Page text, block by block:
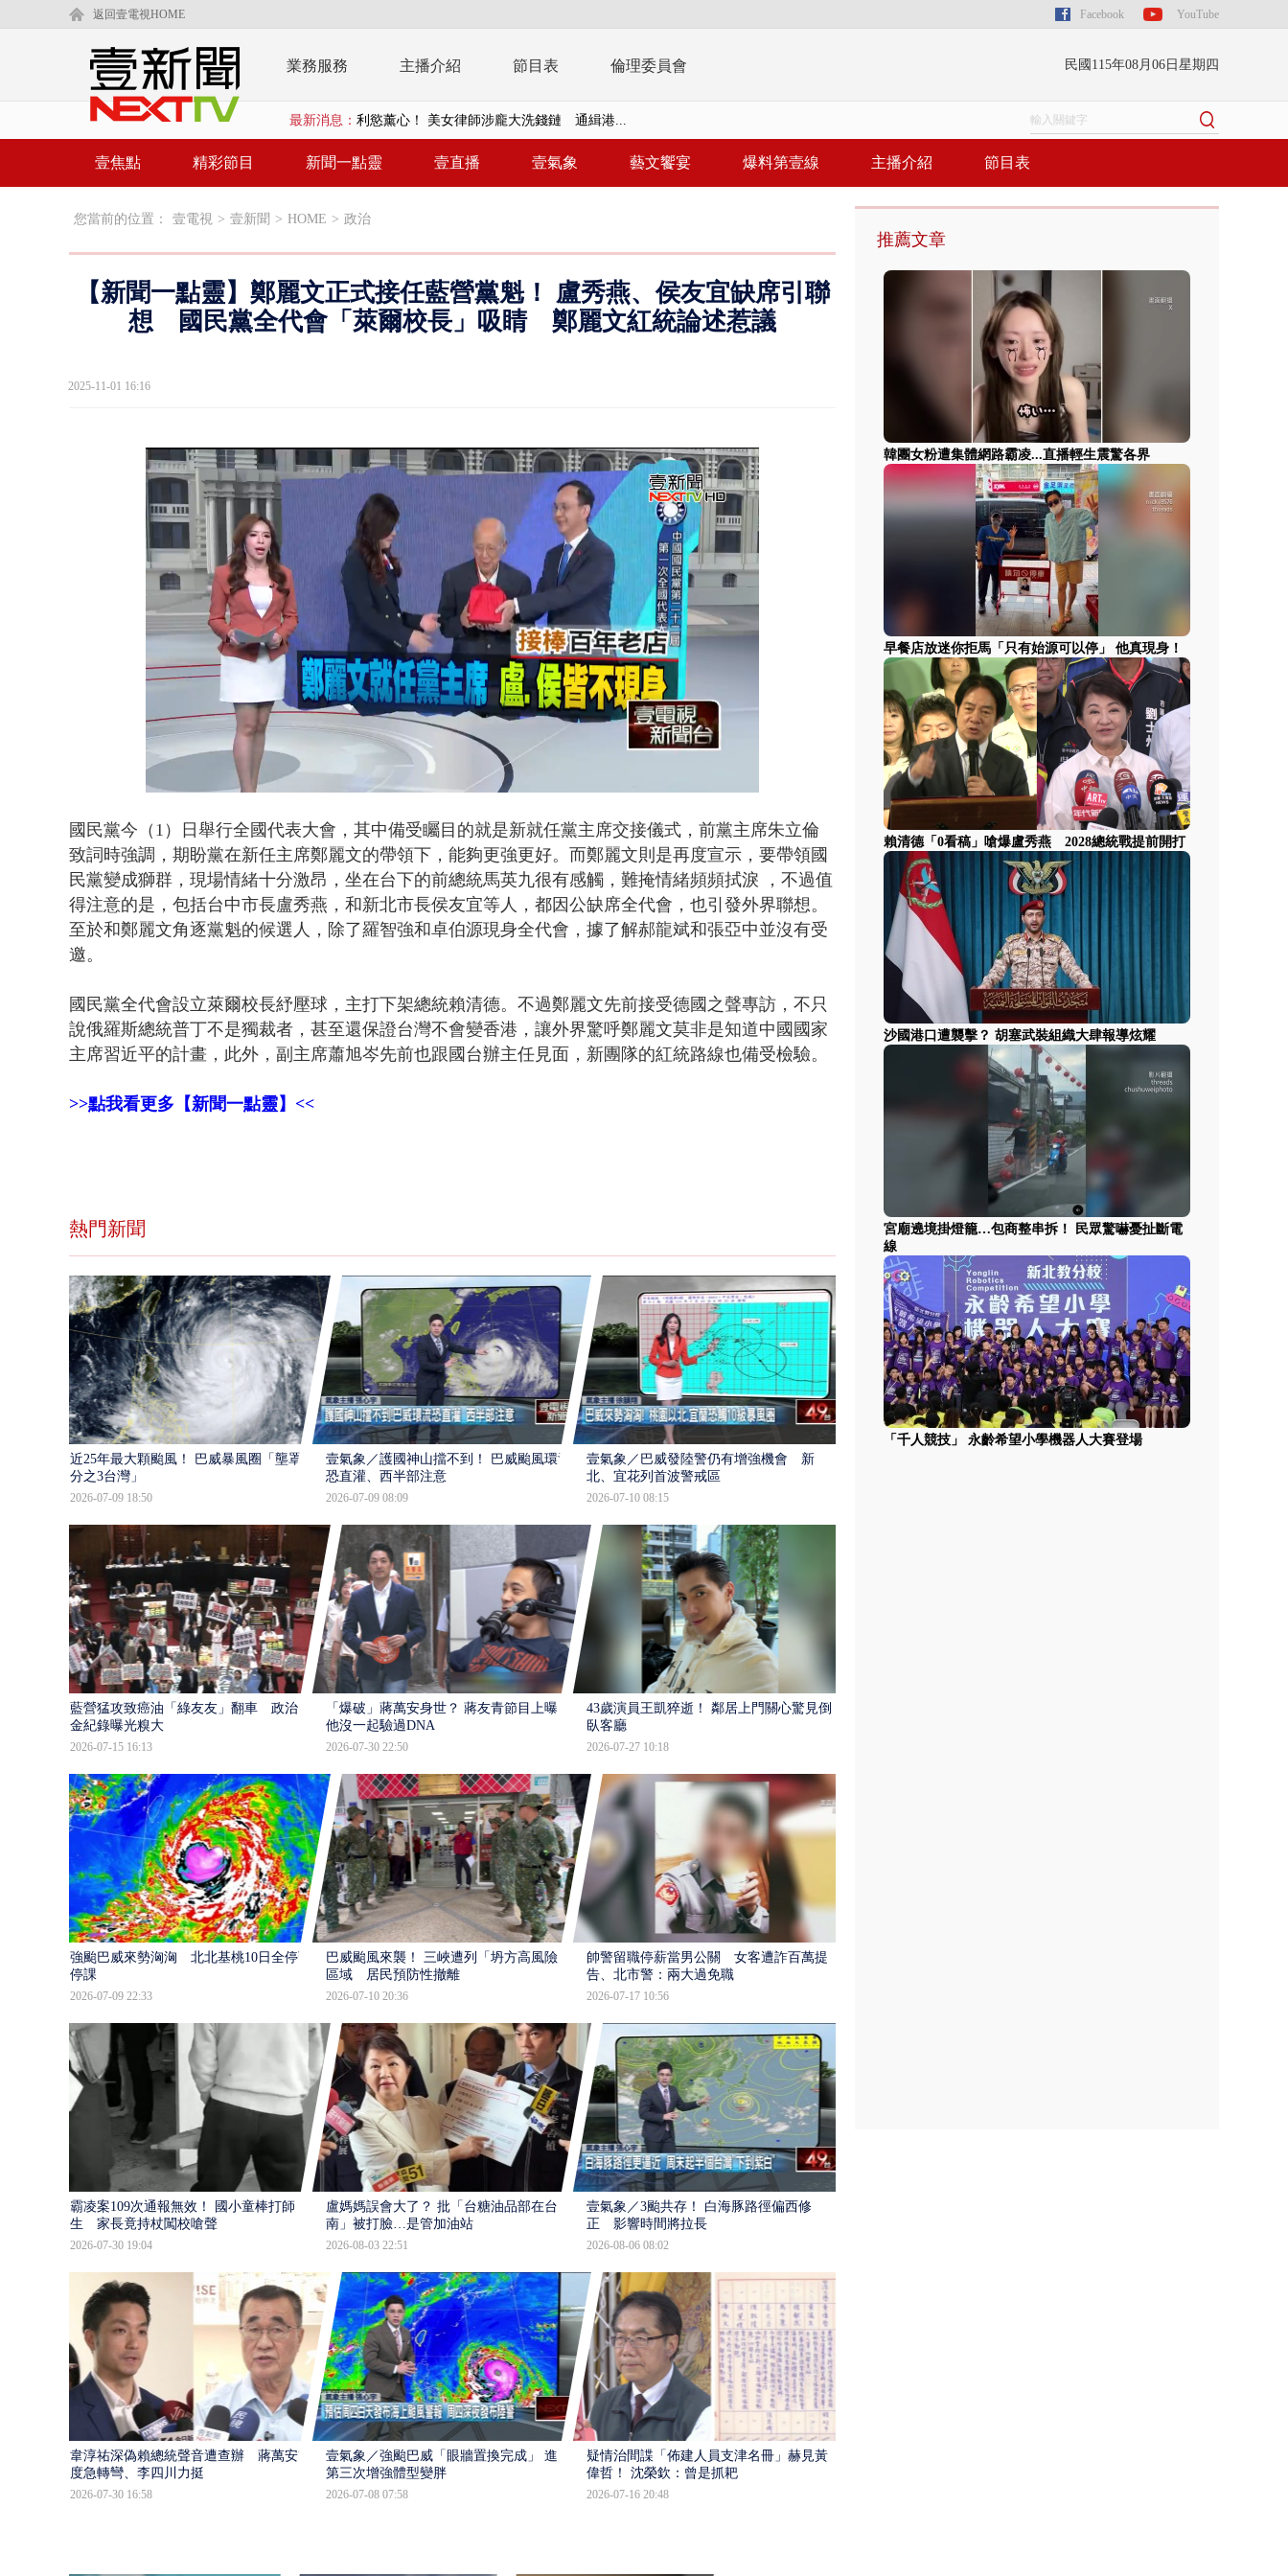
返回壹電視HOME Facebook YouTube
業務服務 主播介紹 節目表 倫理委員會 民國115年08月06日星期四
最新消息： 利慾薰心！ 美女律師涉龐大洗錢鏈 通緝港...
早餐店放迷你拒馬「只有始源可以停」 他真...
狠詐慈濟「10.8億」 名律師聯手掮客騙買「B...
白海豚逼近...北市「颱風整備假」？ 蔣萬安...
壹焦點 精彩節目 新聞一點靈 壹直播 壹氣象 藝文饗宴 爆料第壹線 主播介紹 節目表
您當前的位置： 壹電視 > 壹新聞 > HOME > 政治
【新聞一點靈】鄭麗文正式接任藍營黨魁！ 盧秀燕、侯友宜缺席引聯
想 國民黨全代會「萊爾校長」吸睛 鄭麗文紅統論述惹議
2025-11-01 16:16
Loaded
16.74%
國民黨今（1）日舉行全國代表大會，其中備受矚目的就是新就任黨主席交接儀式，前黨主席朱立倫
致詞時強調，期盼黨在新任主席鄭麗文的帶領下，能夠更強更好。而鄭麗文則是再度宣示，要帶領國
民黨變成獅群，現場情緒十分激昂，坐在台下的前總統馬英九很有感觸，難掩情緒頻頻拭淚 ，不過值
得注意的是，包括台中市長盧秀燕，和新北市長侯友宜等人，都因公缺席全代會，也引發外界聯想。
至於和鄭麗文角逐黨魁的候選人，除了羅智強和卓伯源現身全代會，據了解郝龍斌和張亞中並沒有受
邀。
國民黨全代會設立萊爾校長紓壓球，主打下架總統賴清德。不過鄭麗文先前接受德國之聲專訪，不只
說俄羅斯總統普丁不是獨裁者，甚至還保證台灣不會變香港，讓外界驚呼鄭麗文莫非是知道中國國家
主席習近平的計畫，此外，副主席蕭旭岑先前也跟國台辦主任見面，新團隊的紅統路線也備受檢驗。
>>點我看更多【新聞一點靈】<<
熱門新聞
近25年最大顆颱風！ 巴威暴風圈「壟罩4
分之3台灣」
2026-07-09 18:50
壹氣象／護國神山擋不到！ 巴威颱風環流
恐直灌、西半部注意
2026-07-09 08:09
壹氣象／巴威發陸警仍有增強機會 新
北、宜花列首波警戒區
2026-07-10 08:15
藍營猛攻致癌油「綠友友」翻車 政治獻
金紀錄曝光糗大
2026-07-15 16:13
「爆破」蔣萬安身世？ 蔣友青節目上曝：
他沒一起驗過DNA
2026-07-30 22:50
43歲演員王凱猝逝！ 鄰居上門關心驚見倒
臥客廳
2026-07-27 10:18
強颱巴威來勢洶洶 北北基桃10日全停班
停課
2026-07-09 22:33
巴威颱風來襲！ 三峽遭列「坍方高風險」
區域 居民預防性撤離
2026-07-10 20:36
帥警留職停薪當男公關 女客遭詐百萬提
告、北市警：兩大過免職
2026-07-17 10:56
霸凌案109次通報無效！ 國小童棒打師
生 家長竟持杖闖校嗆聲
2026-07-30 19:04
盧媽媽誤會大了？ 批「台糖油品部在台
南」被打臉…是管加油站
2026-08-03 22:51
壹氣象／3颱共存！ 白海豚路徑偏西修
正 影響時間將拉長
2026-08-06 08:02
韋淳祐深偽賴總統聲音遭查辦 蔣萬安態
度急轉彎、李四川力挺
2026-07-30 16:58
壹氣象／強颱巴威「眼牆置換完成」 進入
第三次增強體型變胖
2026-07-08 07:58
疑情治間諜「佈建人員支津名冊」赫見黃
偉哲！ 沈榮欽：曾是抓耙
2026-07-16 20:48
推薦文章
韓團女粉遭集體網路霸凌...直播輕生震驚各界
早餐店放迷你拒馬「只有始源可以停」 他真現身！
賴清德「0看稿」嗆爆盧秀燕 2028總統戰提前開打
沙國港口遭襲擊？ 胡塞武裝組織大肆報導炫耀
宮廟遶境掛燈籠…包商整串拆！ 民眾驚嚇憂扯斷電
線
「千人競技」 永齡希望小學機器人大賽登場